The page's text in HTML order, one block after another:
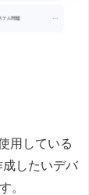
用している
したいデバ
。